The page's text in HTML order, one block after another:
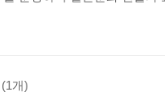
(1개)